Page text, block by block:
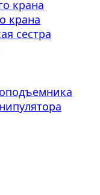
крана
крана
сестра